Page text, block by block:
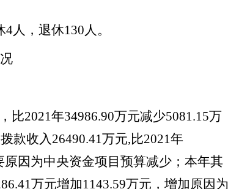
人，退休130人。
比2021年34986.90万元减少5081.15万
款收入26490.41万元,比2021年
原因为中央资金项目预算减少；本年其
万元增加1143.59万元，增加原因为